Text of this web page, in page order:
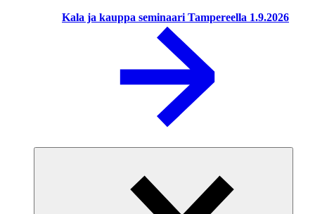
Kala ja kauppa seminaari Tampereella 1.9.2026